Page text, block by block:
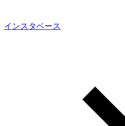
インスタベース